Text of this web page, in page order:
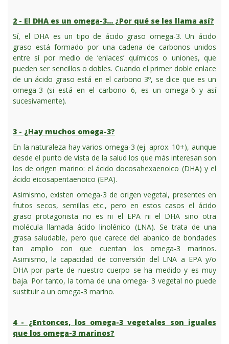
2 - El DHA es un omega-3… ¿Por qué se les llama así?
Sí, el DHA es un tipo de ácido graso omega-3. Un ácido
graso está formado por una cadena de carbonos unidos
entre sí por medio de ‘enlaces’ químicos o uniones, que
pueden ser sencillos o dobles. Cuando el primer doble enlace
de un ácido graso está en el carbono 3º, se dice que es un
omega-3 (si está en el carbono 6, es un omega-6 y así
sucesivamente).
3 - ¿Hay muchos omega-3?
En la naturaleza hay varios omega-3 (ej. aprox. 10+), aunque
desde el punto de vista de la salud los que más interesan son
los de origen marino: el ácido docosahexaenoico (DHA) y el
ácido eicosapentaenoico (EPA).
Asimismo, existen omega-3 de origen vegetal, presentes en
frutos secos, semillas etc., pero en estos casos el ácido
graso protagonista no es ni el EPA ni el DHA sino otra
molécula llamada ácido linolénico (LNA). Se trata de una
grasa saludable, pero que carece del abanico de bondades
tan amplio con que cuentan los omega-3 marinos.
Asimismo, la capacidad de conversión del LNA a EPA y/o
DHA por parte de nuestro cuerpo se ha medido y es muy
baja. Por tanto, la toma de una omega- 3 vegetal no puede
sustituir a un omega-3 marino.
4 - ¿Entonces, los omega-3 vegetales son iguales
que los omega-3 marinos?